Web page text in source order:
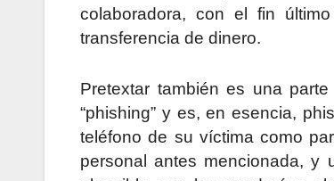
colaboradora, con el fin
transferencia de dinero.
Pretextar también es una
“phishing” y es, en esencia,
teléfono de su víctima como
personal antes mencionada,